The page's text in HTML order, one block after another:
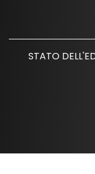
STATO